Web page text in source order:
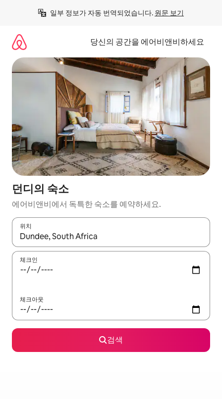
일부 정보가 자동 번역되었습니다. 원문 보기
당신의 공간을 에어비앤비하세요
던디의 숙소
에어비앤비에서 독특한 숙소를 예약하세요.
위치
결과가 나오면 위·아래 화살표 키를 사용하거나 터치 또는 스와이
체크인
체크아웃
검색